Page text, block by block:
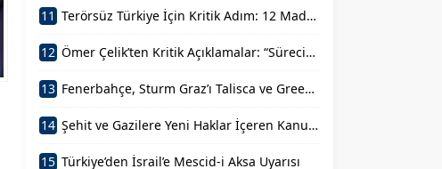
11 Terörsüz Türkiye İçin Kritik Adım: 12 Maddelik Kanun Teklifi
12 Ömer Çelik’ten Kritik Açıklamalar: “Sürecin En Önemli Aşamasındayız”
13 Fenerbahçe, Sturm Graz’ı Talisca ve Greenwood’la Geçti!
14 Şehit ve Gazilere Yeni Haklar İçeren Kanun Teklifi Komisyondan Geçti
15 Türkiye’den İsrail’e Mescid-i Aksa Uyarısı